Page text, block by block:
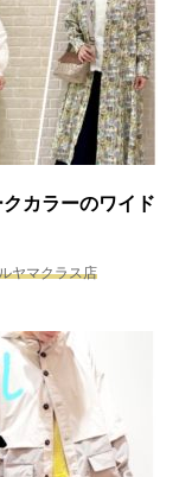
カラーのワイド
ヤマクラス店